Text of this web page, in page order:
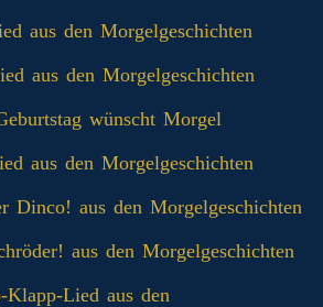
aus den Morgelgeschichten
aus den Morgelgeschichten
wünscht Morgel
aus den Morgelgeschichten
Dinco! aus den Morgelgeschichten
aus den Morgelgeschichten
aus den